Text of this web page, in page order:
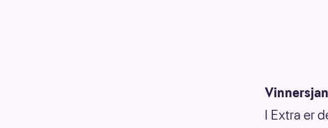
I Extra er